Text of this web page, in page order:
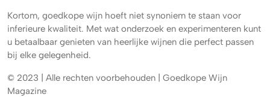
Kortom, goedkope wijn hoeft niet synoniem te staan voor
inferieure kwaliteit. Met wat onderzoek en experimenteren kunt
u betaalbaar genieten van heerlijke wijnen die perfect passen
bij elke gelegenheid.
© 2023 | Alle rechten voorbehouden | Goedkope Wijn
Magazine